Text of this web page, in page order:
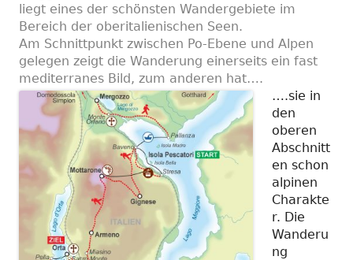
liegt eines der schönsten Wandergebiete im
Bereich der oberitalienischen Seen.
Am Schnittpunkt zwischen Po-Ebene und Alpen
gelegen zeigt die Wanderung einerseits ein fast
mediterranes Bild, zum anderen hat….
….sie in
den
oberen
Abschnitt
en schon
alpinen
Charakte
r. Die
Wanderu
ng